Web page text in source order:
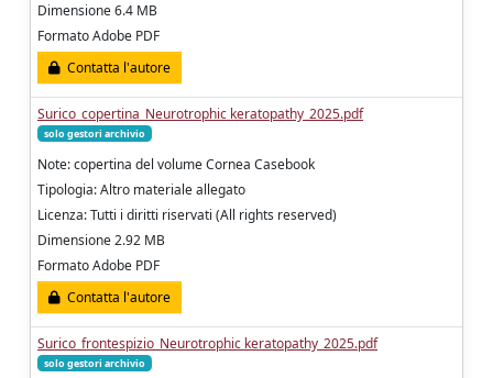
Dimensione 6.4 MB
Formato Adobe PDF
Contatta l'autore
Surico_copertina_Neurotrophic keratopathy_2025.pdf
solo gestori archivio
Note: copertina del volume Cornea Casebook
Tipologia: Altro materiale allegato
Licenza: Tutti i diritti riservati (All rights reserved)
Dimensione 2.92 MB
Formato Adobe PDF
Contatta l'autore
Surico_frontespizio_Neurotrophic keratopathy_2025.pdf
solo gestori archivio